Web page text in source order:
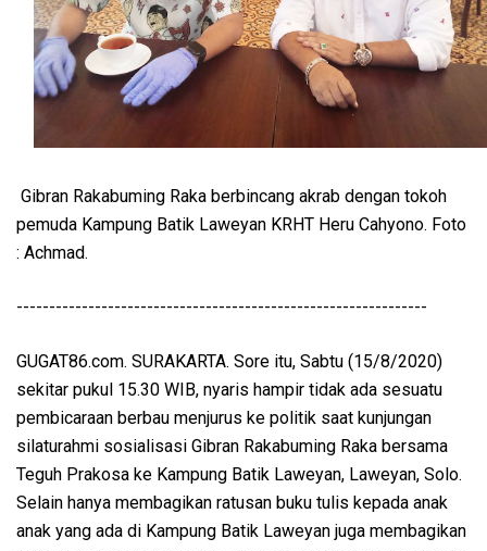
Gibran Rakabuming Raka berbincang akrab dengan tokoh
pemuda Kampung Batik Laweyan KRHT Heru Cahyono. Foto
: Achmad.
---------------------------------------------------------------
GUGAT86.com. SURAKARTA. Sore itu, Sabtu (15/8/2020)
sekitar pukul 15.30 WIB, nyaris hampir tidak ada sesuatu
pembicaraan berbau menjurus ke politik saat kunjungan
silaturahmi sosialisasi Gibran Rakabuming Raka bersama
Teguh Prakosa ke Kampung Batik Laweyan, Laweyan, Solo.
Selain hanya membagikan ratusan buku tulis kepada anak
anak yang ada di Kampung Batik Laweyan juga membagikan